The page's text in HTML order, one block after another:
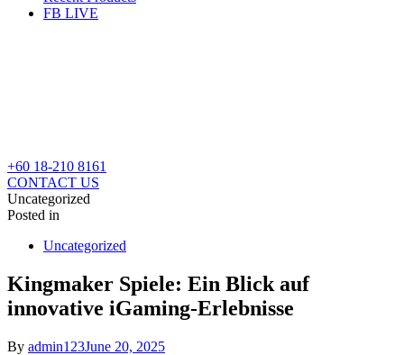
FB LIVE
+60 18-210 8161
CONTACT US
Uncategorized
Posted in
Uncategorized
Kingmaker Spiele: Ein Blick auf
innovative iGaming-Erlebnisse
By admin123June 20, 2025